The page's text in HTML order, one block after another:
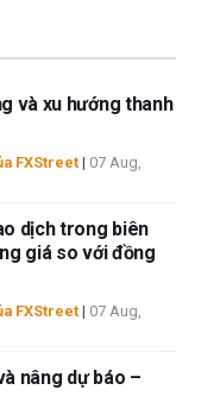
và xu hướng thanh
FXStreet | 07 Aug,
dịch trong biên
giá so với đồng
FXStreet | 07 Aug,
nâng dự báo –